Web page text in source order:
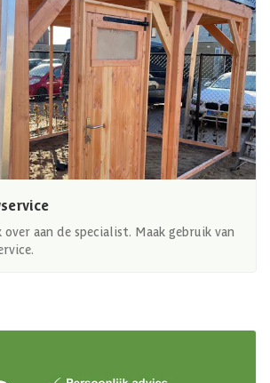
aan de specialist. Maak gebruik van